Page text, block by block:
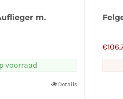
m.
voorraad
Details
€